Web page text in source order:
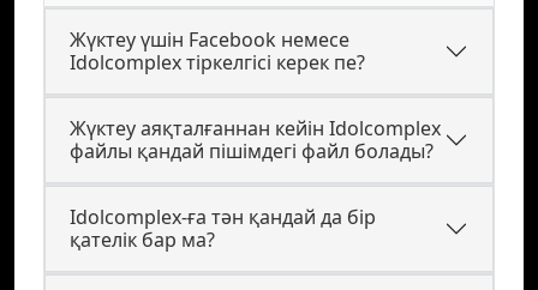
Жүктеу үшін Facebook немесе
Idolcomplex тіркелгісі керек пе?
Жүктеу аяқталғаннан кейін Idolcomplex
файлы қандай пішімдегі файл болады?
Idolcomplex-ға тән қандай да бір
қателік бар ма?